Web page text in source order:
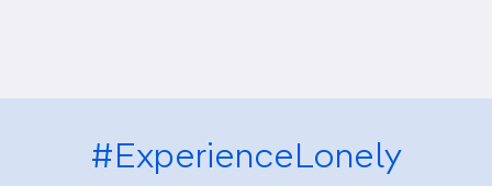
#ExperienceLonely